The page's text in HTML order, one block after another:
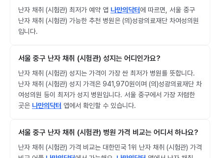
난자 채취 (시험관) 최저가 예약 앱 나만의닥터에 따르면, 서울 중구
난자 채취 (시험관) 가능한 추천 병원은 (의)성광의료재단 차여성의원
입니다.
서울 중구 난자 채취 (시험관) 성지는 어디인가요?
난자 채취 (시험관) 성지는 가격이 가장 싼 최저가 병원를 뜻합니다.
난자 채취 (시험관) 성지 가격은 941,970원이며 (의)성광의료재단 차
여성의원 등이 최저가 성지 병원입니다. 서울 중구에서 가장 저렴한
곳은 나만의닥터 앱에서 확인할 수 있습니다.
서울 중구 난자 채취 (시험관) 병원 가격 비교는 어디서 하나요?
난자 채취 (시험관) 가격 비교는 대한민국 1위 난자 채취 (시험관) 가격